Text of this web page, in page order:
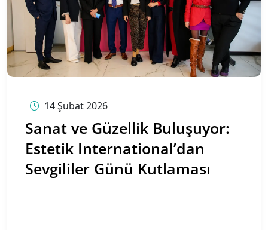
14 Şubat 2026
Sanat ve Güzellik Buluşuyor:
Estetik International’dan
Sevgililer Günü Kutlaması